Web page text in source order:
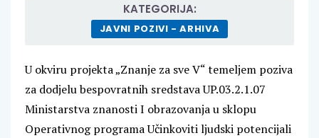
KATEGORIJA:
JAVNI POZIVI - ARHIVA
U okviru projekta „Znanje za sve V“ temeljem poziva
za dodjelu bespovratnih sredstava UP.03.2.1.07
Ministarstva znanosti I obrazovanja u sklopu
Operativnog programa Učinkoviti ljudski potencijali